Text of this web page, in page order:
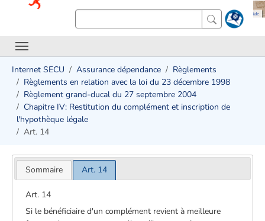
Internet SECU Assurance dépendance
Règlements
Règlements en relation avec la loi du 23 décembre 1998
Règlement grand-ducal du 27 septembre 2004
Chapitre IV: Restitution du complément et inscription de
l'hypothèque légale
Art. 14
Sommaire Art. 14
Art. 14
Si le bénéficiaire d'un complément revient à meilleure